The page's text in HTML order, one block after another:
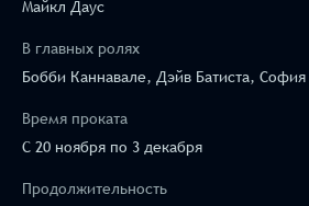
Майкл Даус
В главных ролях
Бобби Каннавале, Дэйв Батиста,
Время проката
C 20 ноября по 3 декабря
Продолжительность